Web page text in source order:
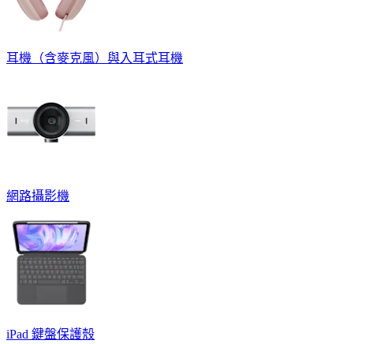
耳機（含麥克風）與入耳式耳機
網路攝影機
iPad 鍵盤保護殼